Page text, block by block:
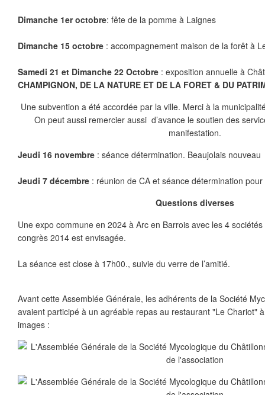
Dimanche 1er octobre: fête de la pomme à Laignes
Dimanche 15 octobre : accompagnement maison de la forêt à
Samedi 21 et Dimanche 22 Octobre : exposition annuelle à
CHAMPIGNON, DE LA NATURE ET DE LA FORET & DU
Une subvention a été accordée par la ville. Merci à la
On peut aussi remercier aussi d’avance le soutien des
manifestation.
Jeudi 16 novembre : séance détermination. Beaujolais nouveau
Jeudi 7 décembre : réunion de CA et séance détermination
Questions diverses
Une expo commune en 2024 à Arc en Barrois avec les 4
congrès 2014 est envisagée.
La séance est close à 17h00., suivie du verre de l’amitié.
Avant cette Assemblée Générale, les adhérents de la Société
avaient participé à un agréable repas au restaurant "Le Chariot"
images :